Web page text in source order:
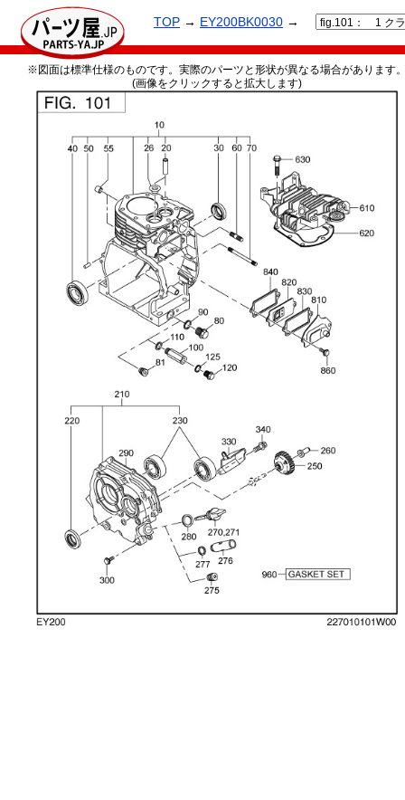
TOP → EY200BK0030 →
※図面は標準仕様のものです。実際のパーツと形状が異なる場合があります
(画像をクリックすると拡大します)